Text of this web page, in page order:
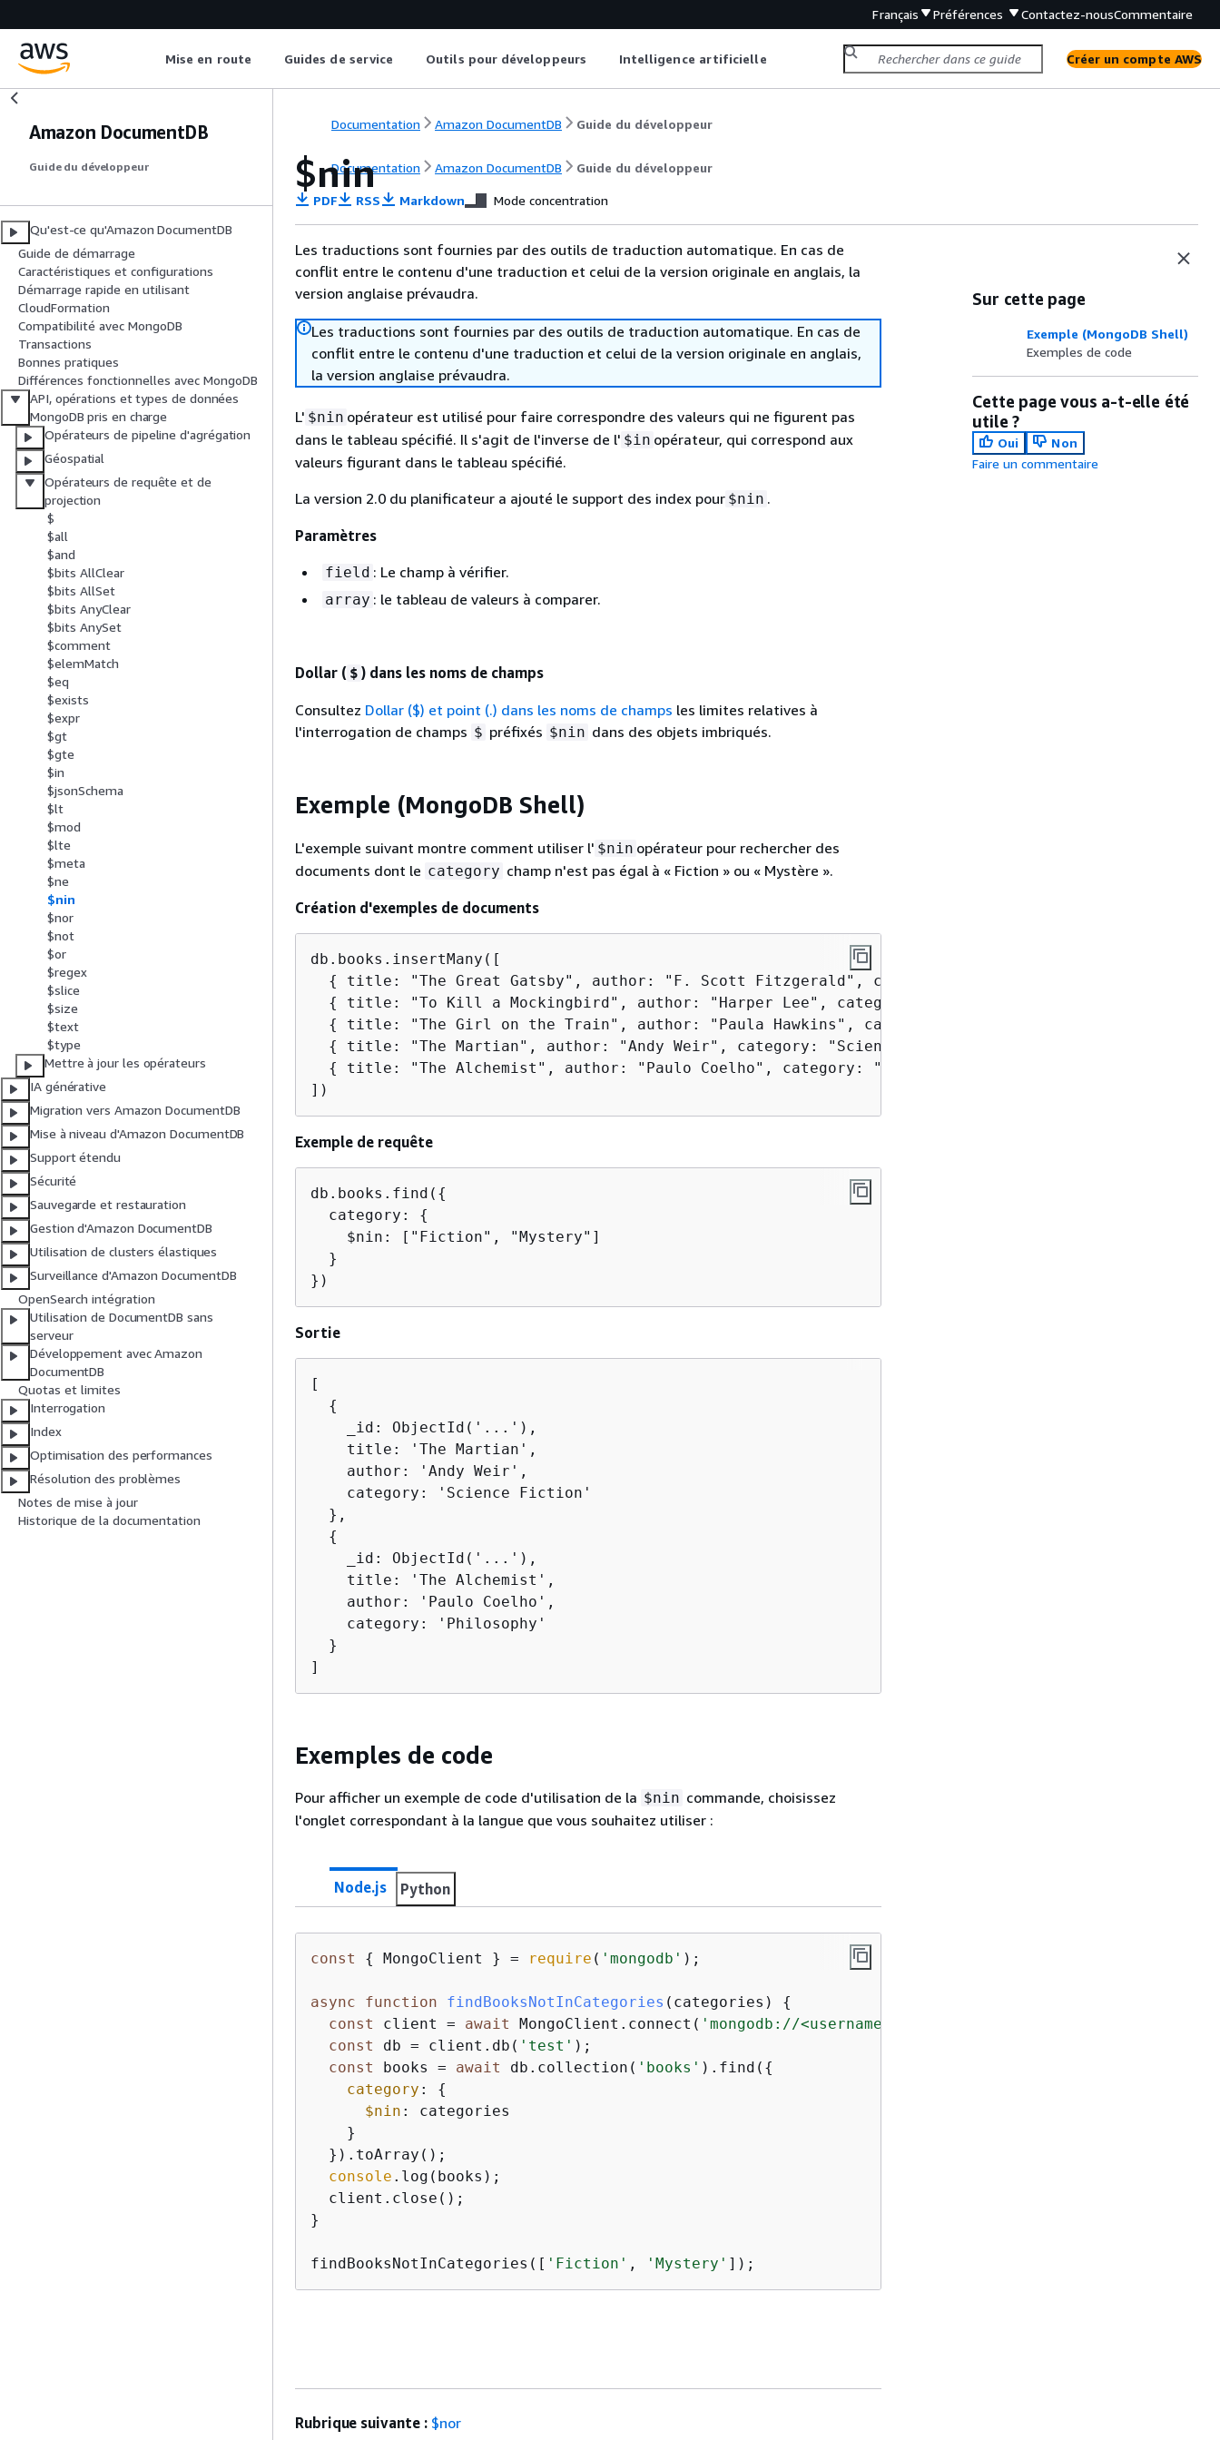
Français Préférences Contactez-nousCommentaire
Mise en route Guides de service Outils pour développeurs Intelligence artificielle Créer un compte AWS
Amazon DocumentDB
Guide du développeur
Qu'est-ce qu'Amazon DocumentDB
Guide de démarrage
Caractéristiques et configurations
Démarrage rapide en utilisant
CloudFormation
Compatibilité avec MongoDB
Transactions
Bonnes pratiques
Différences fonctionnelles avec MongoDB
API, opérations et types de données
MongoDB pris en charge
Opérateurs de pipeline d'agrégation
Géospatial
Opérateurs de requête et de
projection
$
$all
$and
$bits AllClear
$bits AllSet
$bits AnyClear
$bits AnySet
$comment
$elemMatch
$eq
$exists
$expr
$gt
$gte
$in
$jsonSchema
$lt
$mod
$lte
$meta
$ne
$nin
$nor
$not
$or
$regex
$slice
$size
$text
$type
Mettre à jour les opérateurs
IA générative
Migration vers Amazon DocumentDB
Mise à niveau d'Amazon DocumentDB
Support étendu
Sécurité
Sauvegarde et restauration
Gestion d'Amazon DocumentDB
Utilisation de clusters élastiques
Surveillance d'Amazon DocumentDB
OpenSearch intégration
Utilisation de DocumentDB sans
serveur
Développement avec Amazon
DocumentDB
Quotas et limites
Interrogation
Index
Optimisation des performances
Résolution des problèmes
Notes de mise à jour
Historique de la documentation
Documentation Amazon DocumentDB Guide du développeur
Documentation Amazon DocumentDB Guide du développeur
$nin
PDF RSS Markdown Mode concentration
Les traductions sont fournies par des outils de traduction automatique. En cas de
conflit entre le contenu d'une traduction et celui de la version originale en anglais, la
version anglaise prévaudra.
Les traductions sont fournies par des outils de traduction automatique. En cas de
conflit entre le contenu d'une traduction et celui de la version originale en anglais,
la version anglaise prévaudra.
L' $nin opérateur est utilisé pour faire correspondre des valeurs qui ne figurent pas
dans le tableau spécifié. Il s'agit de l'inverse de l' $in opérateur, qui correspond aux
valeurs figurant dans le tableau spécifié.
La version 2.0 du planificateur a ajouté le support des index pour $nin .
Paramètres
field : Le champ à vérifier.
array : le tableau de valeurs à comparer.
Dollar ( $ ) dans les noms de champs
Consultez Dollar ($) et point (.) dans les noms de champs les limites relatives à
l'interrogation de champs $ préfixés $nin dans des objets imbriqués.
Exemple (MongoDB Shell)
L'exemple suivant montre comment utiliser l' $nin opérateur pour rechercher des
documents dont le category champ n'est pas égal à « Fiction » ou « Mystère ».
Création d'exemples de documents
db.books.insertMany([
{
title: "The Great Gatsby", author: "F. Scott Fitzgerald", category: "Fiction" },
{
title: "To Kill a Mockingbird", author: "Harper Lee", category: "Fiction" },
{
title: "The Girl on the Train", author: "Paula Hawkins", category: "Mystery" },
{
title: "The Martian", author: "Andy Weir", category: "Science Fiction" },
{
title: "The Alchemist", author: "Paulo Coelho", category: "Philosophy" }
])
Exemple de requête
db.books.find( {
  category:
{
    $nin: ["Fiction", "Mystery"]
  }
})
Sortie
[
{
    _id: ObjectId('...'),
    title: 'The Martian',
    author: 'Andy Weir',
    category: 'Science Fiction'
  },
{
    _id: ObjectId('...'),
    title: 'The Alchemist',
    author: 'Paulo Coelho',
    category: 'Philosophy'
  }
]
Exemples de code
Pour afficher un exemple de code d'utilisation de la $nin commande, choisissez
l'onglet correspondant à la langue que vous souhaitez utiliser :
Node.js Python
const { MongoClient } = require ( 'mongodb' );
async function findBooksNotInCategories ( categories ) {
const
client = await MongoClient.connect( 'mongodb://<username>:<password>@<cluster-
const
db = client.db( 'test' );
const
books = await db.collection( 'books' ).find( {
category : {
$nin : categories
    }
  }).toArray();
console .log(books);
  client.close();
}
findBooksNotInCategories([ 'Fiction' , 'Mystery' ]);
Sur cette page
Exemple (MongoDB Shell)
Exemples de code
Cette page vous a-t-elle été
utile ?
Oui
Non
Faire un commentaire
Rubrique suivante : $nor